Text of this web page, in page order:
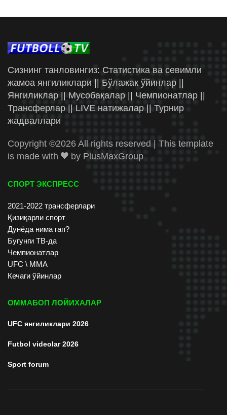
Сизнинг танловингиз: Статистика ва севимли
жамоа янгиликлари || Бўлажак ўйинлар ||
Янгиликлар || Мусобақалар || Чемпионатлар ||
Трансферлар || LIVE натижалар || Турнир
жадваллари
Copyright ©2026 All rights reserved | This template
is made with
by PlusMaxGroup
СПОРТ ЭКСПРЕСС
2021-2022 трансферлари
Қизиқарли спорт
Дунёда нима гап?
Бугунги ТВ-да
Чемпионатлар
UFC \ ММА
Кечаги ўйинлар
ОММАБОП ЛОЙИХАЛАР
UFC янгиликлари 2026
Futbol videolar 2026
Sport forum